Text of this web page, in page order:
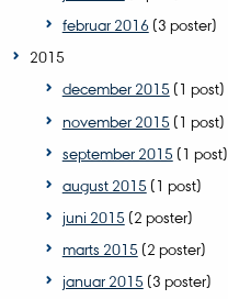
februar 2016 (3 poster)
2015
december 2015 (1 post)
november 2015 (1 post)
september 2015 (1 post)
august 2015 (1 post)
juni 2015 (2 poster)
marts 2015 (2 poster)
januar 2015 (3 poster)